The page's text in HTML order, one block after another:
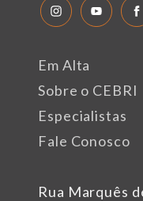
Rua Marquês
Em Alta
Sobre o CEBRI
Especialistas
Fale Conosco